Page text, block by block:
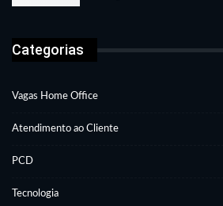
Categorias
Vagas Home Office
Atendimento ao Cliente
PCD
Tecnologia